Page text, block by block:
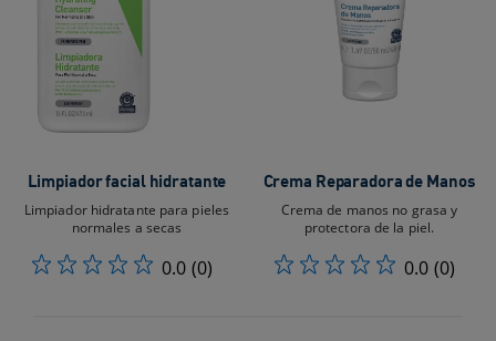
Limpiador facial hidratante
Limpiador hidratante para pieles
normales a secas
0.0 (0)
Crema Reparadora de Manos
Crema de manos no grasa y
protectora de la piel.
0.0 (0)